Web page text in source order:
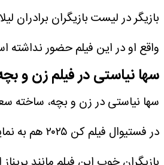
بازیگر در لیست بازیگران برادران
واقع او در این فیلم حضور نداشته
سها نیاستی در فیلم زن و
سها نیاستی در زن و بچه، ساخته
در فستیوال فیلم